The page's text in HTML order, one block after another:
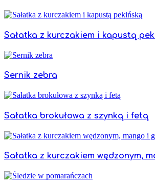
Sałatka z kurczakiem i kapustą
Sernik zebra
Sałatka brokułowa z szynką i fetą
Sałatka z kurczakiem wędzonym,